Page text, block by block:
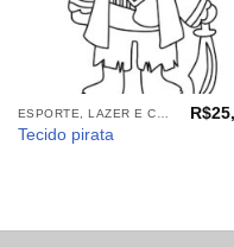
Tecido pirata
R$